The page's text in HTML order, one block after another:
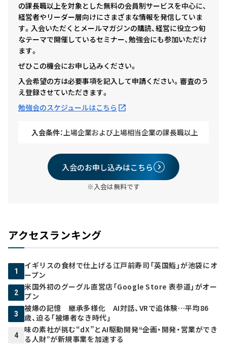
の課長職以上を対象とした無料の会員制サービスを中心に、
経営者やリーダー層向けにさまざまな情報を発信していま
す。入会いただくとメールマガジンの購読、経営に役立つ旬
なテーマで開催しているセミナー、勉強会にも参加いただけ
ます。
ぜひこの機会にお申し込みください。
入会希望の方は必要事項を記入して申請ください。審査のう
え登録させていただきます。
勉強会のスケジュールはこちら
入会条件：上場企業および上場相当企業の課長職以上
入会のお申し込みはこちら
※入会は無料です
アクセスランキング
1
イギリスの食材で仕上げる江戸前寿司「英国鮨」が池袋にオ
ープン
2
米国外初のグーグル直営店「Google Store 表参道」がオー
プン
3
被爆の記憶 継承多様化 AI対話、VRで追体験…平均86
歳、迫る「被爆者なき時代」
4
味の素社が挑む“dX”とAI駆動開発――“企画・開発・営業ができ
る人財”が新規事業を加速する